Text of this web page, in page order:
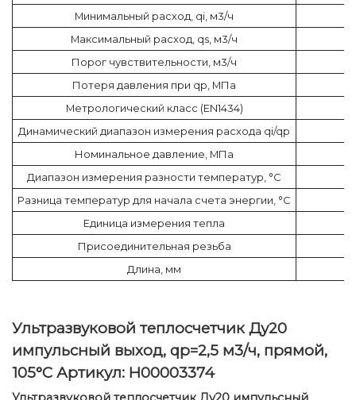
Минимальный расход, qi, м3/ч
Максимальный расход, qs, м3/ч
Порог чувствительности, м3/ч
Потеря давления при qp, МПа
Метрологический класс (EN1434)
Динамический диапазон измерения расхода qi/qp
Номинальное давление, МПа
Диапазон измерения разности температур, °C
Разница температур для начала счета энергии, °C
Единица измерения тепла
Присоединительная резьба
Длина, мм
Ультразвуковой теплосчетчик Ду20
импульсный выход, qp=2,5 м3/ч, прямой,
105°C Артикул: Н00003374